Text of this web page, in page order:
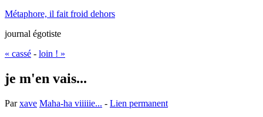
Métaphore, il fait froid dehors
journal égotiste
« cassé - loin ! »
je m'en vais...
Parxave Maha-ha viiiiie... - Lien permanent